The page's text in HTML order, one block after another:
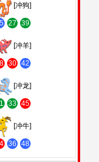
[冲狗]
27 39
[冲羊]
30 42
[冲龙]
33 45
[冲牛]
36 48